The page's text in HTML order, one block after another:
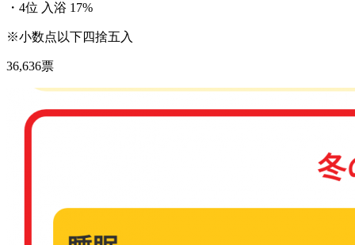
・4位 入浴 17%
※小数点以下四捨五入
36,636票